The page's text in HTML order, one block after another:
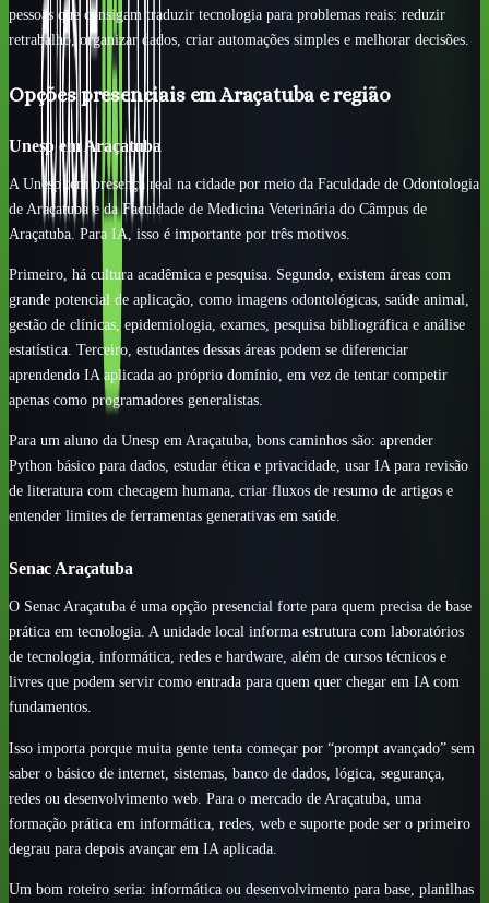
pessoas que consigam traduzir tecnologia para problemas reais: reduzir
retrabalho, organizar dados, criar automações simples e melhorar decisões.
Opções presenciais em Araçatuba e região
Unesp em Araçatuba
A Unesp tem presença real na cidade por meio da Faculdade de Odontologia
de Araçatuba e da Faculdade de Medicina Veterinária do Câmpus de
Araçatuba. Para IA, isso é importante por três motivos.
Primeiro, há cultura acadêmica e pesquisa. Segundo, existem áreas com
grande potencial de aplicação, como imagens odontológicas, saúde animal,
gestão de clínicas, epidemiologia, exames, pesquisa bibliográfica e análise
estatística. Terceiro, estudantes dessas áreas podem se diferenciar
aprendendo IA aplicada ao próprio domínio, em vez de tentar competir
apenas como programadores generalistas.
Para um aluno da Unesp em Araçatuba, bons caminhos são: aprender
Python básico para dados, estudar ética e privacidade, usar IA para revisão
de literatura com checagem humana, criar fluxos de resumo de artigos e
entender limites de ferramentas generativas em saúde.
Senac Araçatuba
O Senac Araçatuba é uma opção presencial forte para quem precisa de base
prática em tecnologia. A unidade local informa estrutura com laboratórios
de tecnologia, informática, redes e hardware, além de cursos técnicos e
livres que podem servir como entrada para quem quer chegar em IA com
fundamentos.
Isso importa porque muita gente tenta começar por “prompt avançado” sem
saber o básico de internet, sistemas, banco de dados, lógica, segurança,
redes ou desenvolvimento web. Para o mercado de Araçatuba, uma
formação prática em informática, redes, web e suporte pode ser o primeiro
degrau para depois avançar em IA aplicada.
Um bom roteiro seria: informática ou desenvolvimento para base, planilhas